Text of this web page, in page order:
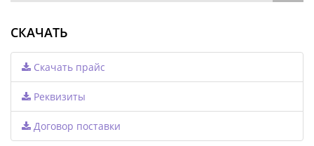
СКАЧАТЬ
Скачать прайс
Реквизиты
Договор поставки